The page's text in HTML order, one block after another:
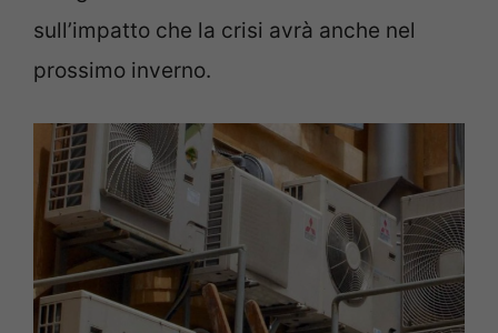
sull’impatto che la crisi avrà anche nel
prossimo inverno.